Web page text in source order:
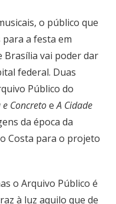
o público que
a festa em
Brasília vai poder dar
federal. Duas
Público do
ConcretoeA Cidade
da época da
Costa para o projeto
o Arquivo Público é
à luz aquilo que de